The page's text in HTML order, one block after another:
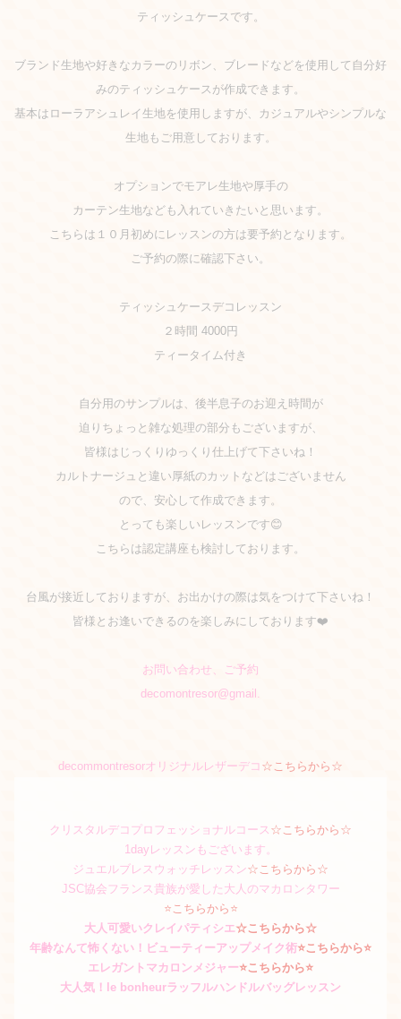
ティッシュケースです。
ブランド生地や好きなカラーのリボン、ブレードなどを使用して自分好
みのティッシュケースが作成できます。
基本はローラアシュレイ生地を使用しますが、カジュアルやシンプルな
生地もご用意しております。
オプションでモアレ生地や厚手の
カーテン生地なども入れていきたいと思います。
こちらは１０月初めにレッスンの方は要予約となります。
ご予約の際に確認下さい。
ティッシュケースデコレッスン
２時間 4000円
ティータイム付き
自分用のサンプルは、後半息子のお迎え時間が
迫りちょっと雑な処理の部分もございますが、
皆様はじっくりゆっくり仕上げて下さいね！
カルトナージュと違い厚紙のカットなどはございません
ので、安心して作成できます。
とっても楽しいレッスンです😊
こちらは認定講座も検討しております。
台風が接近しておりますが、お出かけの際は気をつけて下さいね！
皆様とお逢いできるのを楽しみにしております❤️
お問い合わせ、ご予約
decomontresor@gmail.
decommontresorオリジナルレザーデコ ☆こちらから☆
クリスタルデコプロフェッショナルコース ☆こちらから☆
1dayレッスンもございます。
ジュエルブレスウォッチレッスン☆こちらから☆
JSC協会フランス貴族が愛した大人のマカロンタワー
⭐️こちらから⭐️
大人可愛いクレイパティシエ☆こちらから☆
年齢なんて怖くない！ビューティーアップメイク術⭐️こちらから⭐️
エレガントマカロンメジャー⭐️こちらから⭐️
大人気！le bonheurラッフルハンドルバッグレッスン